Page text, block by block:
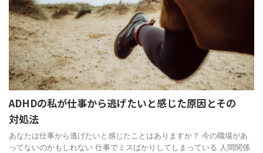
ADHDの私が仕事から逃げたいと感じた原因とその
対処法
あなたは仕事から逃げたいと感じたことはありますか？ 今の職場があ
ってないのかもしれない 仕事でミスばかりしてしまっている 人間関係